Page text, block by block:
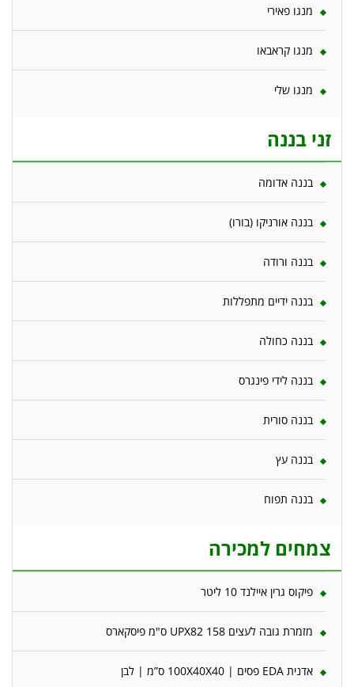
מנגו פאירי
מנגו קראבאו
מנגו שלי
זני בננה
בננה אדומה
בננה אורניקו (בורו)
בננה ורודה
בננה ידיים מתפללות
בננה כחולה
בננה לידי פינגרס
בננה סורית
בננה עץ
בננה תפוח
צמחים למכירה
פיקוס גרין איילנד 10 ליטר
מזמרת גובה לעצים 158 UPX82 ס"מ פיסקארס
אדנית EDA פסים | 100X40X40 ס”מ | לבן